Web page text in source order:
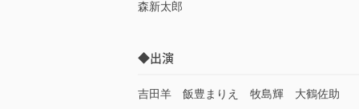
森新太郎
◆出演
吉田羊 飯豊まりえ 牧島輝 大鶴佐助